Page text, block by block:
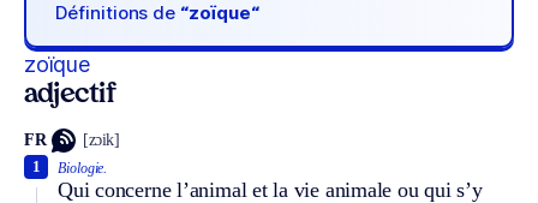
Définitions de “zoïque“
zoïque
adjectif
FR [zɔik]
Biologie.
Qui concerne l’animal et la vie animale ou qui s’y
1